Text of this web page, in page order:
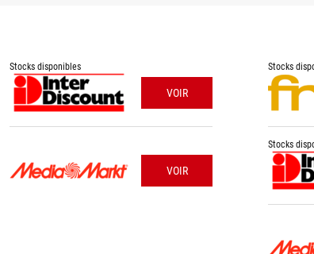
Stocks disponibles
VOIR
VOIR
Stocks
Stocks